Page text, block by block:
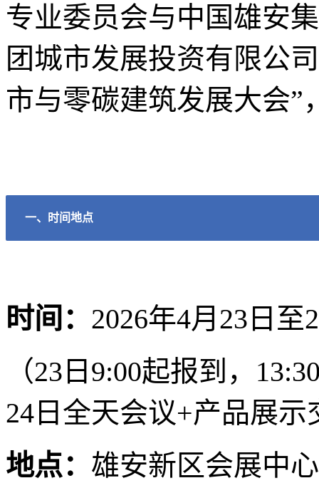
专业委员会与中国雄安
团城市发展投资有限公
市与零碳建筑发展大会”
一、时间地点
时间： 2026年4月23日至
（23日9:00起报到，
24日全天会议+产品展示
地点： 雄安新区会展中心